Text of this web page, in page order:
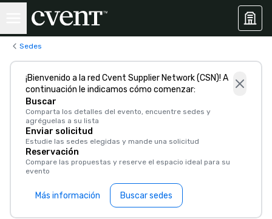
Sedes
¡Bienvenido a la red Cvent Supplier Network (CSN)! A
continuación le indicamos cómo comenzar:
Buscar
Comparta los detalles del evento, encuentre sedes y
agréguelas a su lista
Enviar solicitud
Estudie las sedes elegidas y mande una solicitud
Reservación
Compare las propuestas y reserve el espacio ideal para su
evento
Más información Buscar sedes